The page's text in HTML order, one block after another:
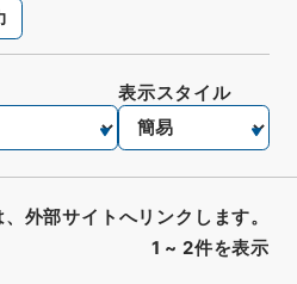
1 ~ 2件を表示
表示スタイル
外部サイトへリンクします。